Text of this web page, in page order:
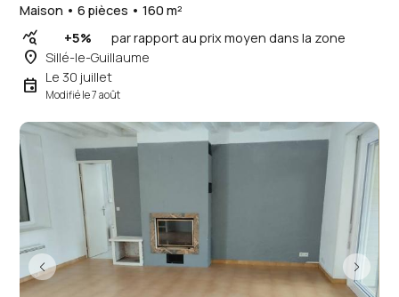
Maison • 6 pièces • 160 m²
query_stats +5% par rapport au prix moyen dans la zone
place Sillé-le-Guillaume
event Le 30 juillet
Modifié le 7 août